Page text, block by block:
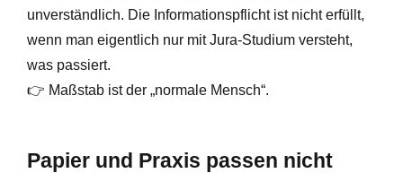
unverständlich. Die Informationspflicht ist nicht erfüllt,
wenn man eigentlich nur mit Jura-Studium versteht,
was passiert.
👉 Maßstab ist der „normale Mensch“.
Papier und Praxis passen nicht